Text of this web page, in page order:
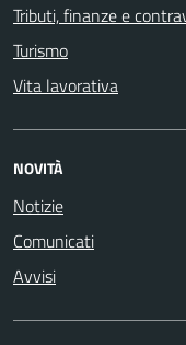
Tributi, finanze e
Turismo
Vita lavorativa
NOVITÀ
Notizie
Comunicati
Avvisi